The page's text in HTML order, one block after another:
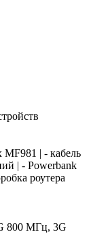
MF981 | - кабель
| - Powerbank
роутера
800 МГц, 3G